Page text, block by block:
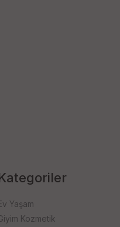
Yaşam
Kozmetik